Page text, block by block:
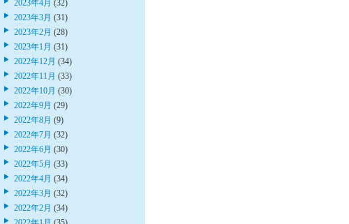
2023年4月 (32)
2023年3月 (31)
2023年2月 (28)
2023年1月 (31)
2022年12月 (34)
2022年11月 (33)
2022年10月 (30)
2022年9月 (29)
2022年8月 (9)
2022年7月 (32)
2022年6月 (30)
2022年5月 (33)
2022年4月 (34)
2022年3月 (32)
2022年2月 (34)